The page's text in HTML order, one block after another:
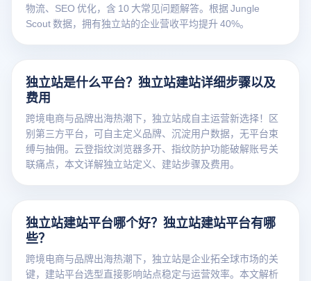
物流、SEO 优化，含 10 大常见问题解答。根据 Jungle
Scout 数据，拥有独立站的企业营收平均提升 40%。
独立站是什么平台？独立站建站详细步骤以及
费用
跨境电商与品牌出海热潮下，独立站成自主运营新选择！区
别第三方平台，可自主定义品牌、沉淀用户数据，无平台束
缚与抽佣。云登指纹浏览器多开、指纹防护功能破解账号关
联痛点，本文详解独立站定义、建站步骤及费用。
独立站建站平台哪个好？独立站建站平台有哪
些？
跨境电商与品牌出海热潮下，独立站是企业拓全球市场的关
键，建站平台选型直接影响站点稳定与运营效率。本文解析